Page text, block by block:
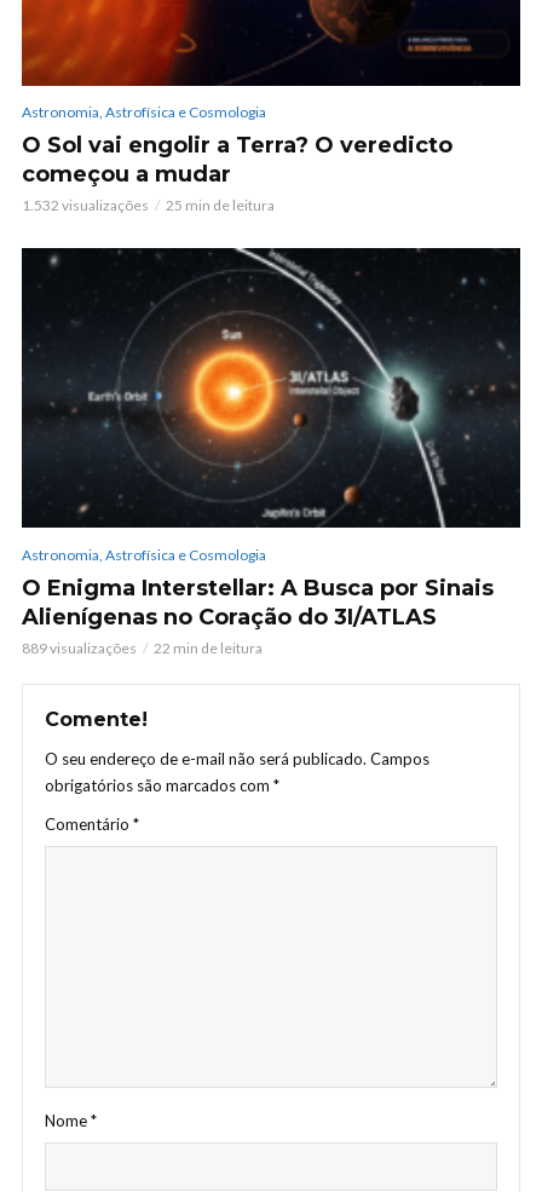
Astronomia, Astrofísica e Cosmologia
O Sol vai engolir a Terra? O veredicto
começou a mudar
1.532 visualizações 25 min de leitura
Astronomia, Astrofísica e Cosmologia
O Enigma Interstellar: A Busca por Sinais
Alienígenas no Coração do 3I/ATLAS
889 visualizações 22 min de leitura
Comente!
O seu endereço de e-mail não será publicado. Campos
obrigatórios são marcados com *
Comentário *
Nome*